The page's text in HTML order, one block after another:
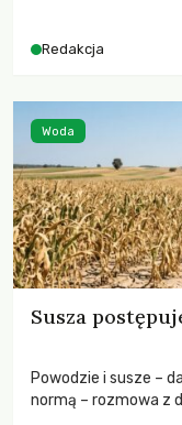
niezwykle korzystne
funkcjonowania
Redakcja
Susza
Powodzie i susze –
normą – rozmowa z
Woda